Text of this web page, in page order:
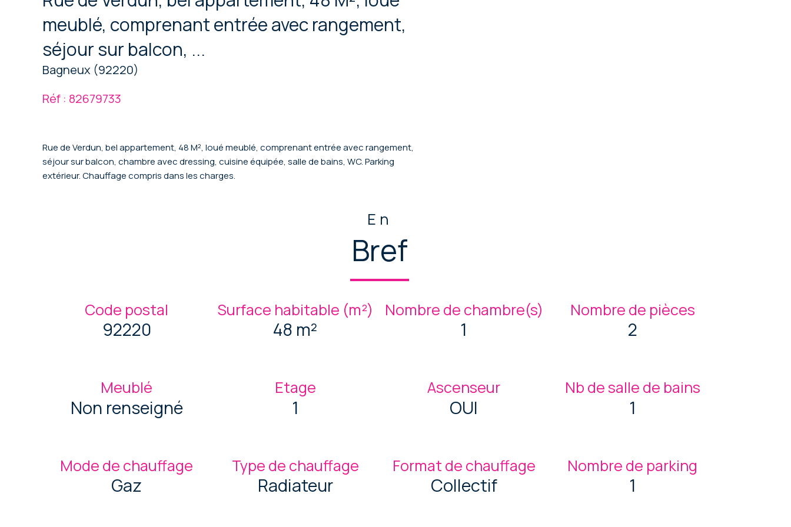
meublé, comprenant entrée avec rangement,
séjour sur balcon, ...
Bagneux (92220)
Réf : 82679733
Rue de Verdun, bel appartement, 48 M², loué meublé, comprenant entrée avec rangement,
séjour sur balcon, chambre avec dressing, cuisine équipée, salle de bains, WC. Parking
extérieur. Chauffage compris dans les charges.
En
Bref
Code postal
92220
Surface habitable (m²)
48 m²
Nombre de chambre(s)
1
Nombre de pièces
2
Meublé
Non renseigné
Etage
1
Ascenseur
OUI
Nb de salle de bains
1
Mode de chauffage
Gaz
Type de chauffage
Radiateur
Format de chauffage
Collectif
Nombre de parking
1